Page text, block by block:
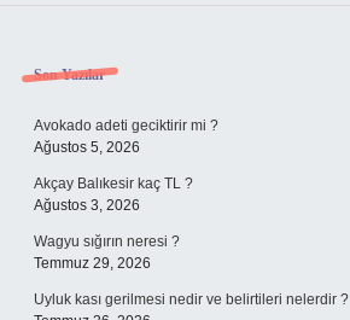
Sidebar
Son Yazılar
Avokado adeti geciktirir mi ?
Ağustos 5, 2026
Akçay Balıkesir kaç TL ?
Ağustos 3, 2026
Wagyu sığırın neresi ?
Temmuz 29, 2026
Uyluk kası gerilmesi nedir ve belirtileri nelerdir ?